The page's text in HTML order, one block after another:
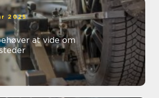
2025
at vide om